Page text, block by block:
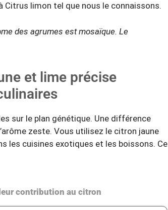
Citrus limon tel que nous le connaissons.
des agrumes est mosaïque. Le
et lime précise
sur le plan génétique. Une différence
zeste. Vous utilisez le citron jaune
les cuisines exotiques et les boissons. Ce
contribution au citron